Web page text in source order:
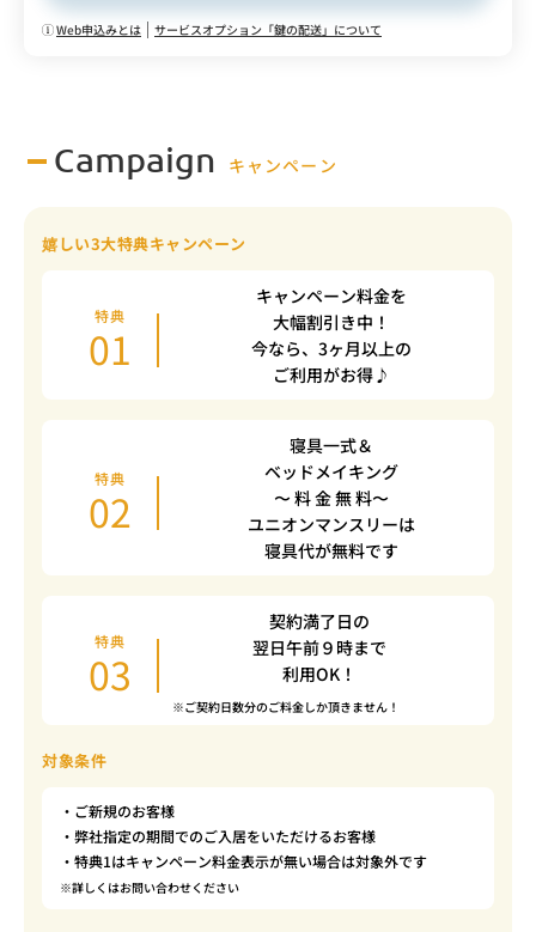
Web申込みとは サービスオプション「鍵の配送」について
Campaign キャンペーン
嬉しい3大特典キャンペーン
特典
01
キャンペーン料金を
大幅割引き中！
今なら、3ヶ月以上の
ご利用がお得♪
特典
02
寝具一式＆
ベッドメイキング
〜 料 金 無 料〜
ユニオンマンスリーは
寝具代が無料です
特典
03
契約満了日の
翌日午前９時まで
利用OK！
※ご契約日数分のご料金しか頂きません！
対象条件
・ご新規のお客様
・弊社指定の期間でのご入居をいただけるお客様
・特典1はキャンペーン料金表示が無い場合は対象外です
※詳しくはお問い合わせください